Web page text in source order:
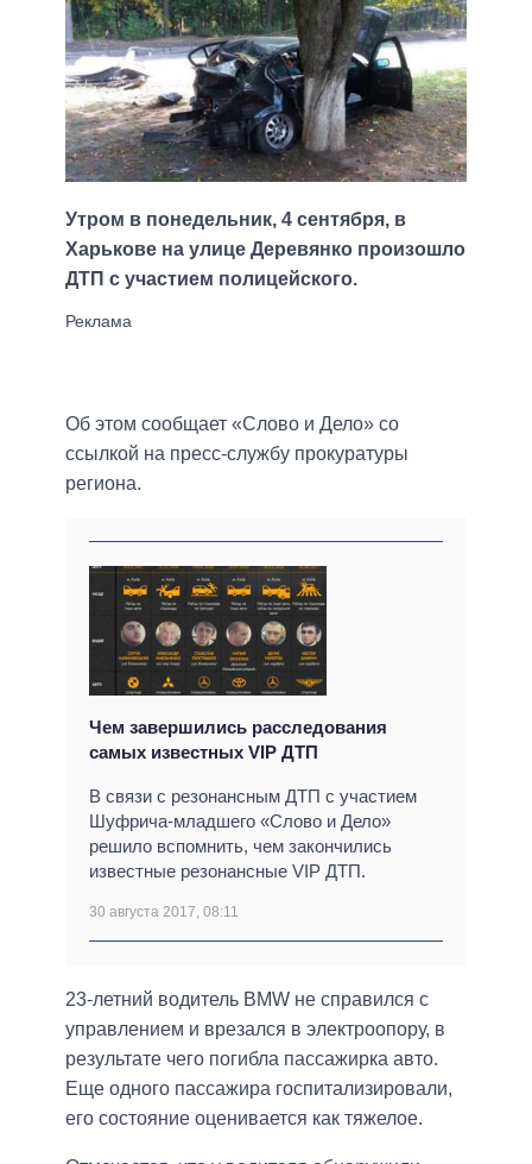
Утром в понедельник, 4 сентября, в
Харькове на улице Деревянко произошло
ДТП с участием полицейского.
Об этом сообщает «Слово и Дело» со
ссылкой на пресс-службу прокуратуры
региона.
Чем завершились расследования
самых известных VIP ДТП
В связи с резонансным ДТП с участием
Шуфрича-младшего «Слово и Дело»
решило вспомнить, чем закончились
известные резонансные VIP ДТП.
30 августа 2017, 08:11
23-летний водитель BMW не справился с
управлением и врезался в электроопору, в
результате чего погибла пассажирка авто.
Еще одного пассажира госпитализировали,
его состояние оценивается как тяжелое.